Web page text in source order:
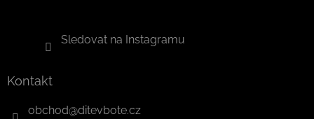
Sledovat na Instagramu
Kontakt
obchod@ditevbote.cz